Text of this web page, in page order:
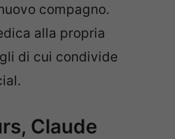
compagno.
alla propria
di cui condivide
Claude